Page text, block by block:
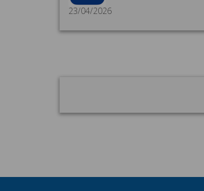
23/04/2026